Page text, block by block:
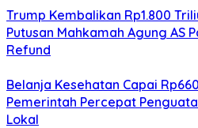
Trump Kembalikan Rp1.800
Putusan Mahkamah Agung AS
Refund
Belanja Kesehatan Capai
Pemerintah Percepat
Lokal